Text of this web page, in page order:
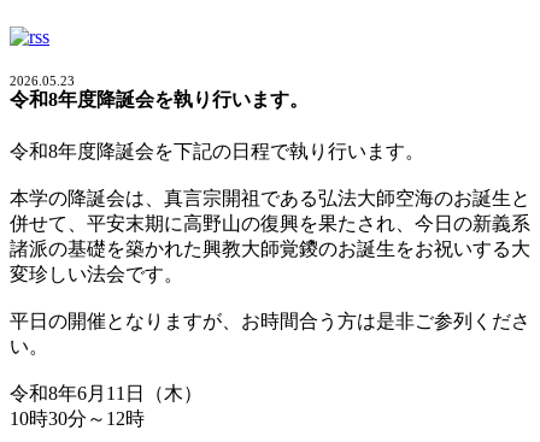
2026.05.23
令和8年度降誕会を執り行います。
令和8年度降誕会を下記の日程で執り行います。
本学の降誕会は、真言宗開祖である弘法大師空海のお誕生と
併せて、平安末期に高野山の復興を果たされ、今日の新義系
諸派の基礎を築かれた興教大師覚鑁のお誕生をお祝いする大
変珍しい法会です。
平日の開催となりますが、お時間合う方は是非ご参列くださ
い。
令和8年6月11日（木）
10時30分～12時